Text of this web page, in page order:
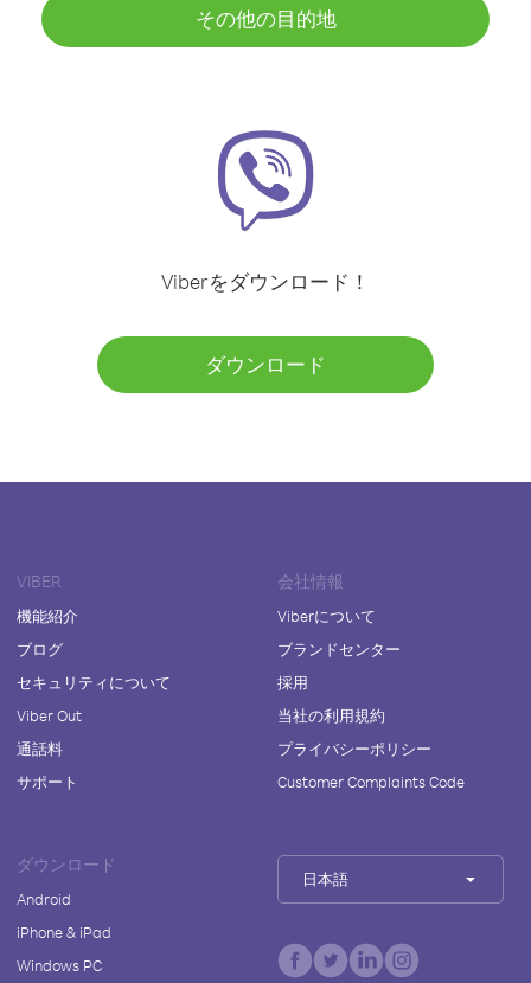
その他の目的地
Viberをダウンロード！
ダウンロード
VIBER
機能紹介
ブログ
セキュリティについて
Viber Out
通話料
サポート
会社情報
Viberについて
ブランドセンター
採用
当社の利用規約
プライバシーポリシー
Customer Complaints Code
ダウンロード
Android
iPhone & iPad
Windows PC
日本語